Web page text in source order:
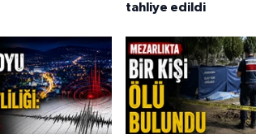
tahliye edildi